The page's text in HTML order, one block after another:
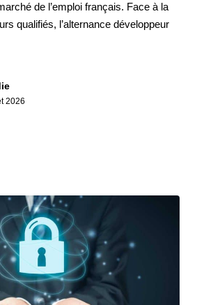
de l’emploi français. Face à la
qualifiés, l’alternance développeur
2026